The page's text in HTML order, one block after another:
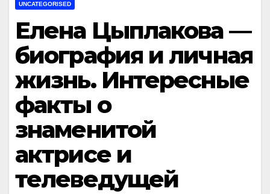
UNCATEGORISED
Елена Цыплакова —
биография и личная
жизнь. Интересные
факты о
знаменитой
актрисе и
телеведущей